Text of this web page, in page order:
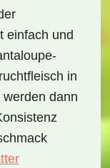
einfach und
in
dann